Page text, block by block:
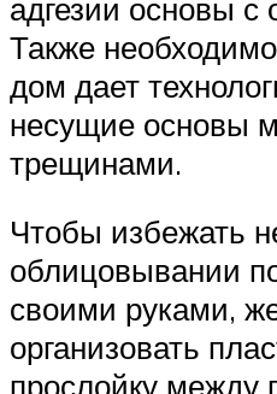
адгезии основы с
Также
дом дает
несущие основы
трещинами.
Чтобы избежать
облицовывании
своими руками,
организовать
прослойку между